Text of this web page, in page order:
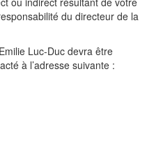
du directeur de la
Luc-Duc devra être
à l’adresse suivante :